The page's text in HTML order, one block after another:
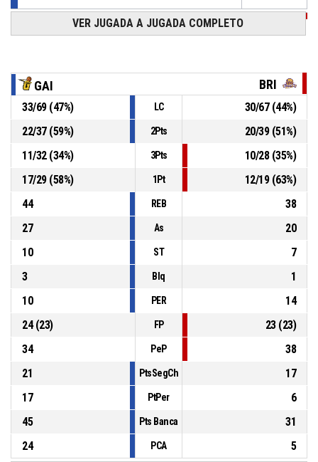
94-82
45, B. Duran, Lanzamiento libre 2 de 2 Convertido
Brillantes del Zulia- Detrás por 12
94-81
Brillantes del Zulia- Detrás por 13
11, Y. Quintero , Sustitución (ingresa) P4 00:49
3, Á. Blanco , Sustitución (ingresa) P4 00:49
VER JUGADA A JUGADA COMPLETO
GAI BRI
33/69(47%) LC 30/67(44%)
22/37(59%) 2Pts 20/39(51%)
11/32(34%) 3Pts 10/28(35%)
17/29(58%) 1Pt 12/19(63%)
44
REB
38
27
As
20
10
ST
7
3
Blq
1
10
PER
14
24(23) FP 23(23)
34
PeP
38
21
PtsSegCh
17
17
PtPer
6
45
Pts Banca
31
24
PCA 5